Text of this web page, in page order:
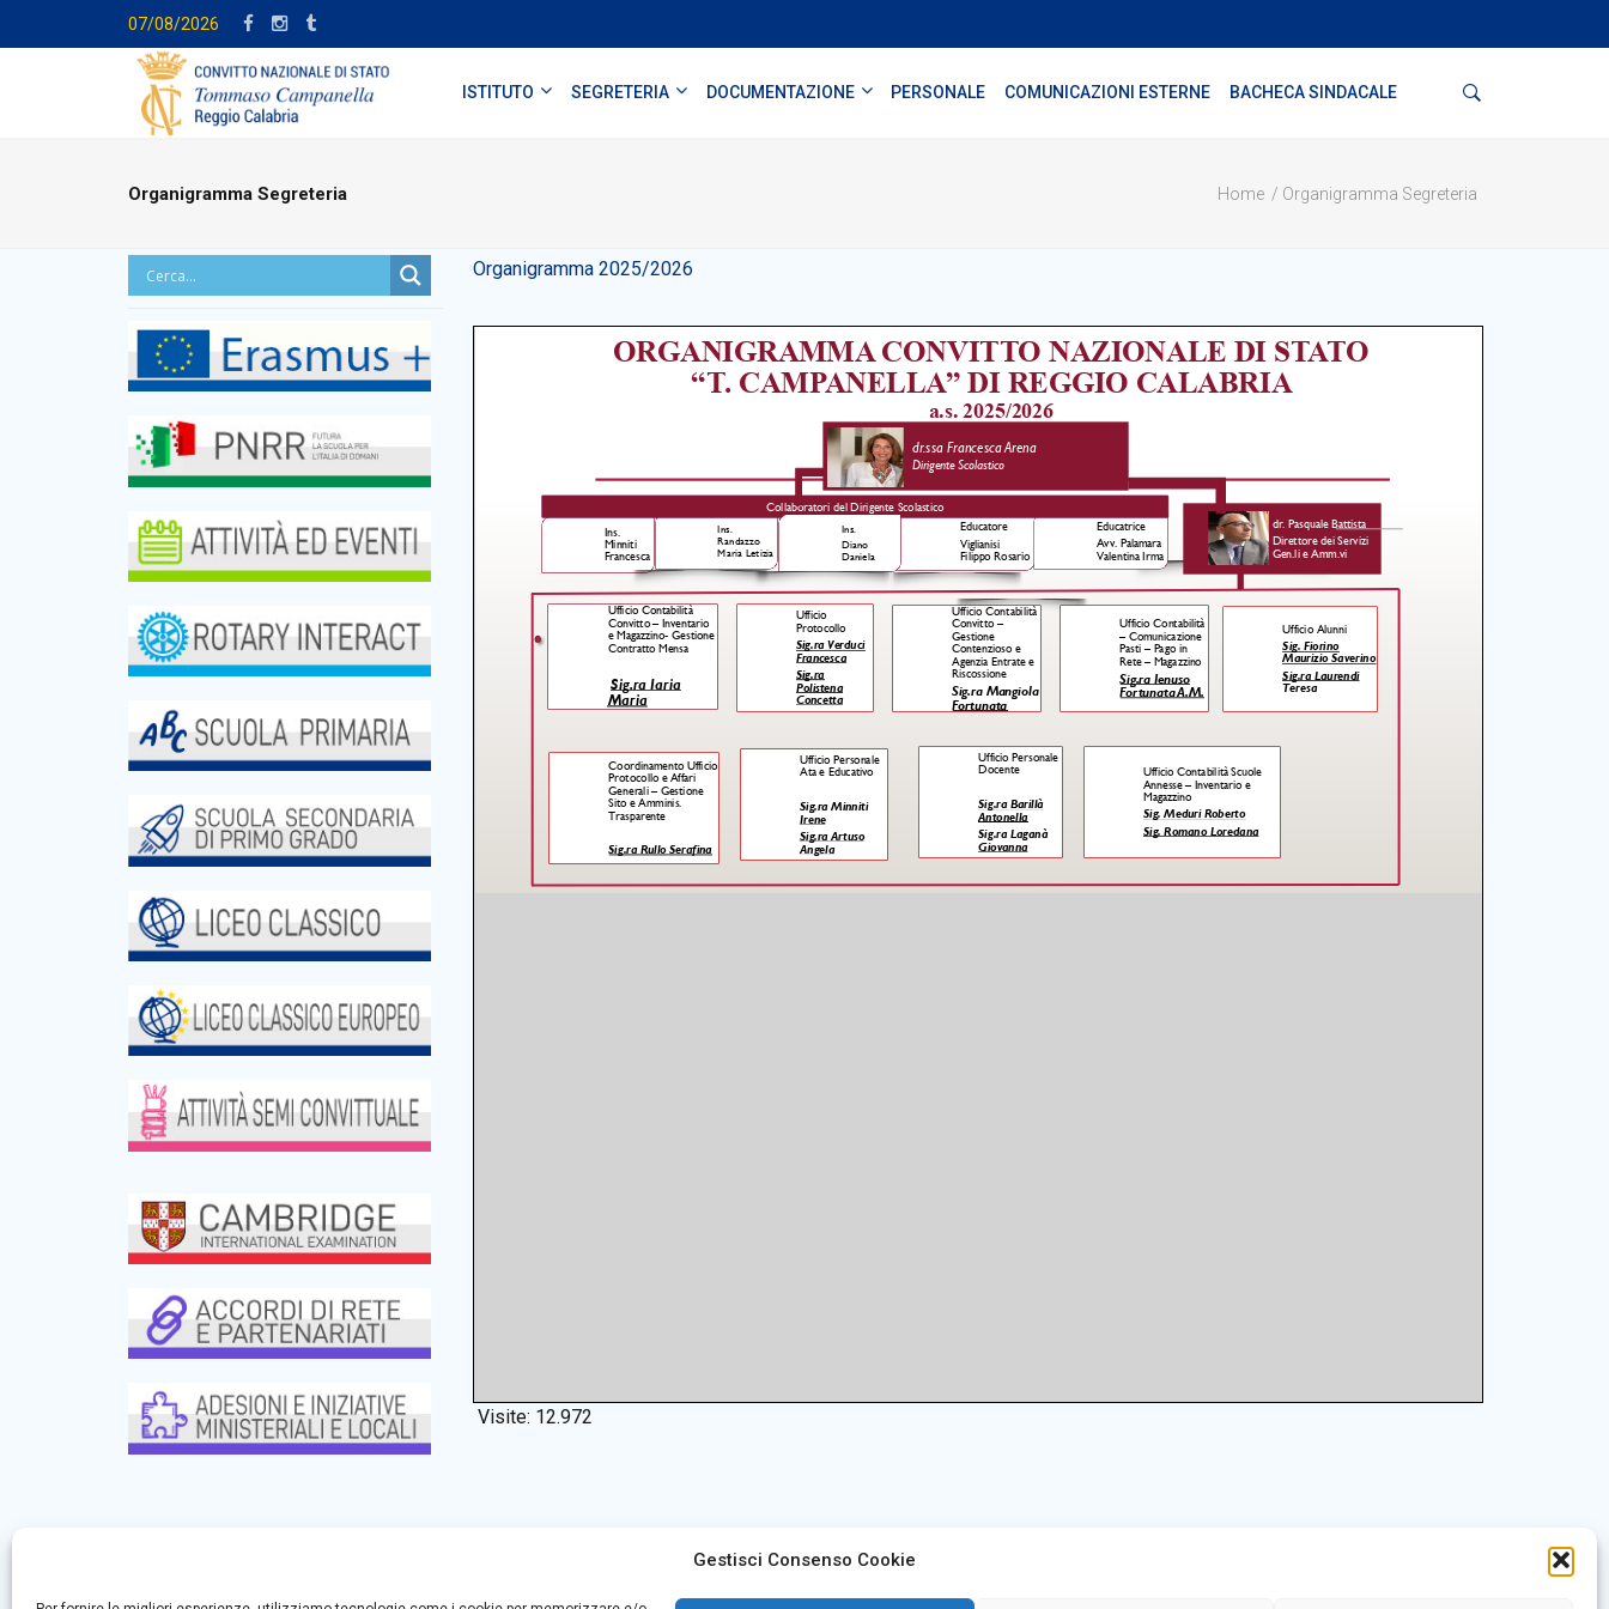
Gestisci Consenso Cookie
07/08/2026
ISTITUTO SEGRETERIA DOCUMENTAZIONE PERSONALE COMUNICAZIONI ESTERNE BACHECA SINDACALE
Organigramma Segreteria Home Organigramma Segreteria
Organigramma 2025/2026
Visite: 12.972